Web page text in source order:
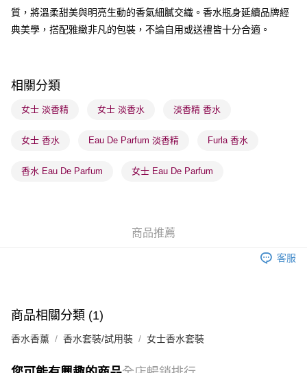
送貨方式
順豐自助櫃 - 確認發貨後1-3個工作天送達
順豐站及營業點 - 確認發貨後1-3個工作天送達
物流公司進行物流配送
質，將溫柔甜美與明亮生動的香氣細膩交織。香水瓶身延續品牌經
典美學，搭配雅緻非凡的包裝，不論自用或送禮皆十分合適。
相關分類
女士 淡香精 女士 淡香水 淡香精 香水
女士 香水 Eau De Parfum 淡香精 Furla 香水
香水 Eau De Parfum 女士 Eau De Parfum
商品推薦
客服
商品相關分類 (1)
香水香薰 香水套裝/試用裝 女士香水套裝